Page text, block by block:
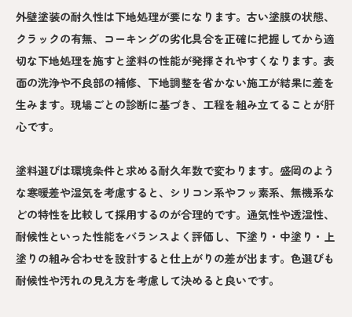
外壁塗装の耐久性は下地処理が要になります。古い塗膜の状態、
クラックの有無、コーキングの劣化具合を正確に把握してから適
切な下地処理を施すと塗料の性能が発揮されやすくなります。表
面の洗浄や不良部の補修、下地調整を省かない施工が結果に差を
生みます。現場ごとの診断に基づき、工程を組み立てることが肝
心です。
塗料選びは環境条件と求める耐久年数で変わります。盛岡のよう
な寒暖差や湿気を考慮すると、シリコン系やフッ素系、無機系な
どの特性を比較して採用するのが合理的です。通気性や透湿性、
耐候性といった性能をバランスよく評価し、下塗り・中塗り・上
塗りの組み合わせを設計すると仕上がりの差が出ます。色選びも
耐候性や汚れの見え方を考慮して決めると良いです。